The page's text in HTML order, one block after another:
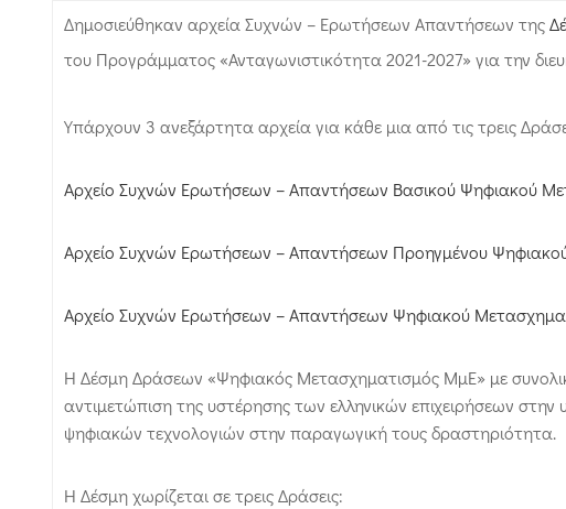
Δημοσιεύθηκαν αρχεία Συχνών – Ερωτήσεων Απαντήσεων της
του Προγράμματος «Ανταγωνιστικότητα 2021-2027» για την
Υπάρχουν 3 ανεξάρτητα αρχεία για κάθε μια από τις τρεις
Αρχείο Συχνών Ερωτήσεων – Απαντήσεων Βασικού Ψηφιακού
Αρχείο Συχνών Ερωτήσεων – Απαντήσεων Προηγμένου
Αρχείο Συχνών Ερωτήσεων – Απαντήσεων Ψηφιακού
Η Δέσμη Δράσεων «Ψηφιακός Μετασχηματισμός ΜμΕ» με
αντιμετώπιση της υστέρησης των ελληνικών επιχειρήσεων
ψηφιακών τεχνολογιών στην παραγωγική τους δραστηριότητα.
Η Δέσμη χωρίζεται σε τρεις Δράσεις: